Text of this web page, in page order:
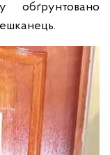
обґрунтовано